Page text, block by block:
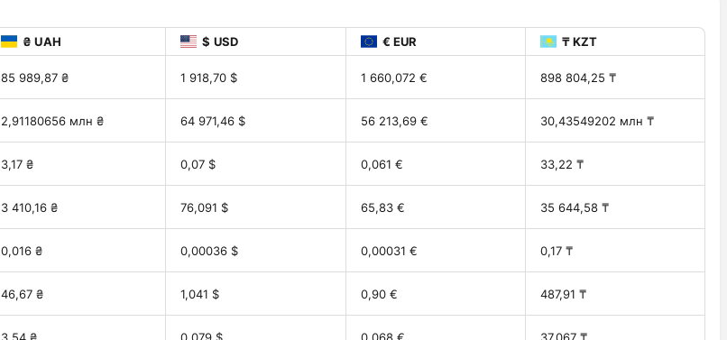
₴ UAH $ USD € EUR ₸ KZT
85 989,87 ₴ 1 918,70 $ 1 660,072 € 898 804,25 ₸
2,91180656 млн ₴ 64 971,46 $ 56 213,69 € 30,43549202 млн ₸
3,17 ₴ 0,07 $ 0,061 € 33,22 ₸
3 410,16 ₴ 76,091 $ 65,83 € 35 644,58 ₸
0,016 ₴ 0,00036 $ 0,00031 € 0,17 ₸
46,67 ₴ 1,041 $ 0,90 € 487,91 ₸
3,54 ₴ 0,079 $ 0,068 € 37,067 ₸